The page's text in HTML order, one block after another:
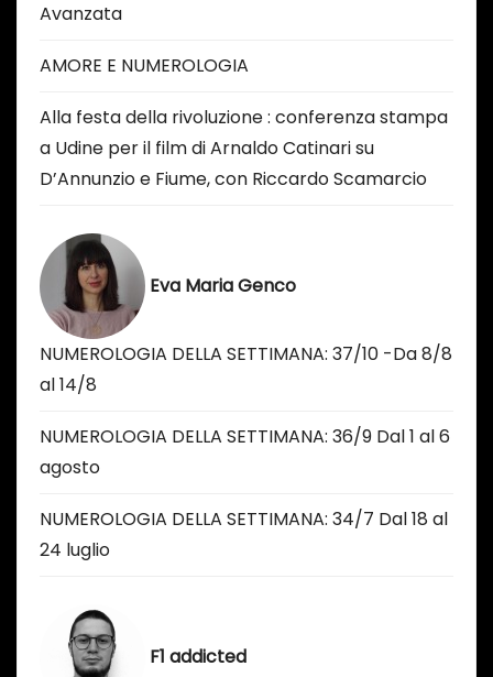
Avanzata
AMORE E NUMEROLOGIA
Alla festa della rivoluzione : conferenza stampa
a Udine per il film di Arnaldo Catinari su
D’Annunzio e Fiume, con Riccardo Scamarcio
Eva Maria Genco
NUMEROLOGIA DELLA SETTIMANA: 37/10 -Da 8/8
al 14/8
NUMEROLOGIA DELLA SETTIMANA: 36/9 Dal 1 al 6
agosto
NUMEROLOGIA DELLA SETTIMANA: 34/7 Dal 18 al
24 luglio
F1 addicted